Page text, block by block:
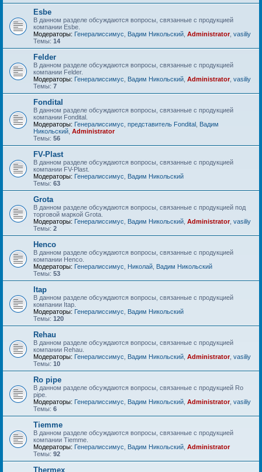
Esbe
В данном разделе обсуждаются вопросы, связанные с продукцией
компании Esbe.
Модераторы: Генералиссимус Вадим Никольский Administrator, vasiliy
Темы: 14
Felder
В данном разделе обсуждаются вопросы, связанные с продукцией
компании Felder.
Модераторы: Генералиссимус Вадим Никольский Administrator, vasiliy
Темы: 7
Fondital
В данном разделе обсуждаются вопросы, связанные с продукцией
компании Fondital.
Модераторы: Генералиссимус представитель Fondital Вадим
Никольский Administrator
Темы: 56
FV-Plast
В данном разделе обсуждаются вопросы, связанные с продукцией
компании FV-Plast.
Модераторы: Генералиссимус
Вадим Никольский
Темы: 63
Grota
В данном разделе обсуждаются вопросы, связанные с продукцией под
торговой маркой Grota.
Модераторы: Генералиссимус Вадим Никольский Administrator, vasiliy
Темы: 2
Henco
В данном разделе обсуждаются вопросы, связанные с продукцией
компании Henco.
Модераторы: Генералиссимус Николай Вадим Никольский
Темы: 53
Itap
В данном разделе обсуждаются вопросы, связанные с продукцией
компании Itap.
Модераторы: Генералиссимус
Вадим Никольский
Темы: 120
Rehau
В данном разделе обсуждаются вопросы, связанные с продукцией
компании Rehau.
Модераторы: Генералиссимус Вадим Никольский Administrator, vasiliy
Темы: 10
Ro pipe
В данном разделе обсуждаются вопросы, связанные с продукцией Ro
pipe.
Модераторы: Генералиссимус Вадим Никольский Administrator, vasiliy
Темы: 6
Tiemme
В данном разделе обсуждаются вопросы, связанные с продукцией
компании Tiemme.
Модераторы: Генералиссимус Вадим Никольский Administrator
Темы: 92
Thermex